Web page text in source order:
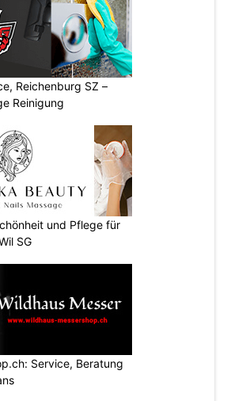
Reichenburg SZ –
Reinigung
und Pflege für
SG
Service, Beratung